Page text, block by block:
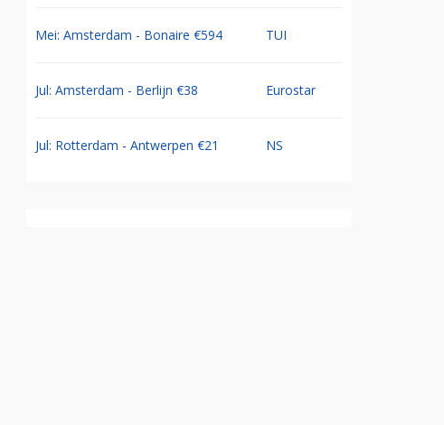
Mei: Amsterdam - Bonaire €594 TUI
Jul: Amsterdam - Berlijn €38 Eurostar
Jul: Rotterdam - Antwerpen €21 NS